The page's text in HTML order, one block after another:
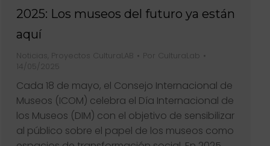
2025: Los museos del futuro ya están
aquí
Noticias Proyectos CulturaLAB Por CulturaLab
14/05/2025
Cada 18 de mayo, el Consejo Internacional de
Museos (ICOM) celebra el Día Internacional de
los Museos (DIM) con el objetivo de sensibilizar
al público sobre el papel de los museos como